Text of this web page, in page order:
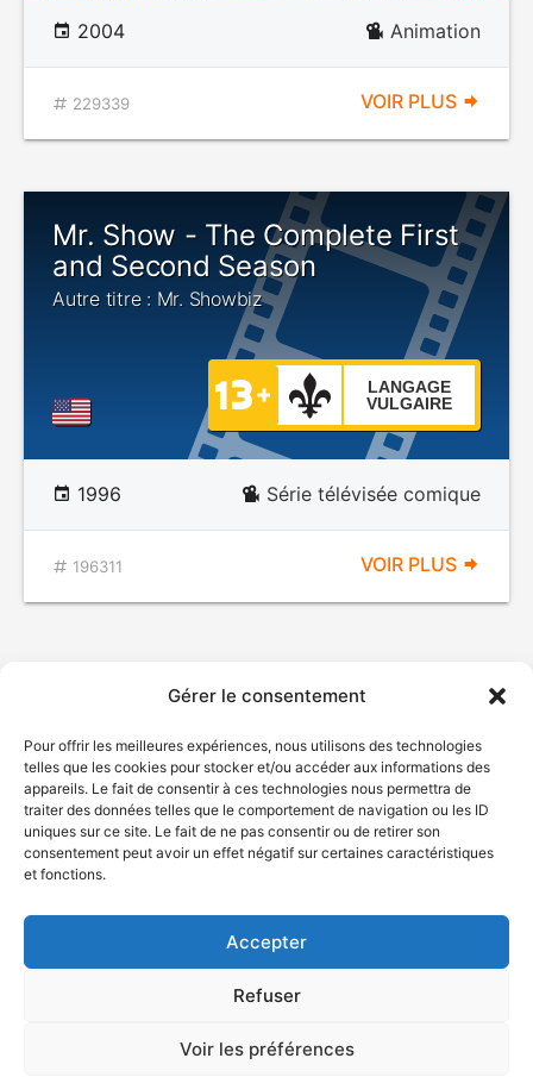
Gérer le consentement
Pour offrir les meilleures expériences, nous utilisons des technologies
telles que les cookies pour stocker et/ou accéder aux informations des
appareils. Le fait de consentir à ces technologies nous permettra de
traiter des données telles que le comportement de navigation ou les ID
uniques sur ce site. Le fait de ne pas consentir ou de retirer son
consentement peut avoir un effet négatif sur certaines caractéristiques
et fonctions.
Accepter
Refuser
Voir les préférences
2004 Animation
229339 VOIR PLUS
Mr. Show - The Complete First
and Second Season
Autre titre : Mr. Showbiz
LANGAGE
VULGAIRE
1996 Série télévisée comique
196311 VOIR PLUS
© Gouvernement du Québec, 2026
Plan du site
Accessibilité
Accès à l'information
Déclaration de services